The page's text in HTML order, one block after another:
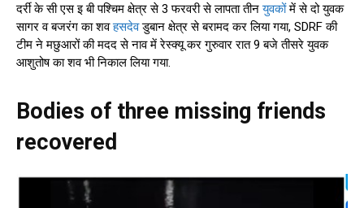
दर्री के सी एस इ बी पश्चिम क्षेत्र से 3 फरवरी से लापता तीनयुवकोंमें से दो युवक
सागर व बजरंग का शवहसदेवडुबान क्षेत्र से बरामद कर लिया गया, SDRF की
टीम ने मछुआरों की मदद से नाव में रेस्क्यू कर गुरुवार रात 9 बजे तीसरे युवक
आशुतोष का शव भी निकाल लिया गया.
Bodies of three missing friends
recovered